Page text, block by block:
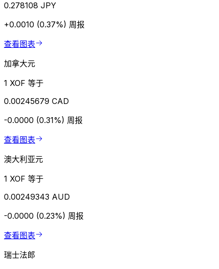
0.278108 JPY
+0.0010 (0.37%) 周报
查看图表
加拿大元
1 XOF 等于
0.00245679 CAD
-0.0000 (0.31%) 周报
查看图表
澳大利亚元
1 XOF 等于
0.00249343 AUD
-0.0000 (0.23%) 周报
查看图表
瑞士法郎